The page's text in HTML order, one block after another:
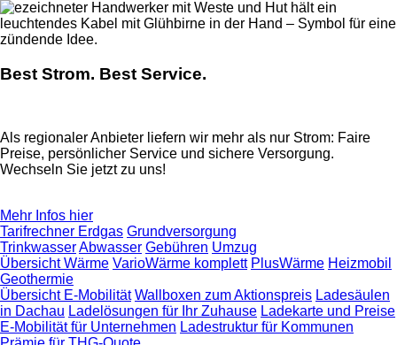
Best Strom. Best Service.
Als regionaler Anbieter liefern wir mehr als nur Strom: Faire
Preise, persönlicher Service und sichere Versorgung.
Wechseln Sie jetzt zu uns!
Mehr Infos hier
Tarifrechner Erdgas Grundversorgung
TrinkwasserAbwasser Gebühren Umzug
Übersicht Wärme VarioWärme komplett PlusWärme Heizmobil
Geothermie
Übersicht E-Mobilität Wallboxen zum Aktionspreis Ladesäulen
in Dachau Ladelösungen für Ihr Zuhause Ladekarte und Preise
E-Mobilität für Unternehmen Ladestruktur für Kommunen